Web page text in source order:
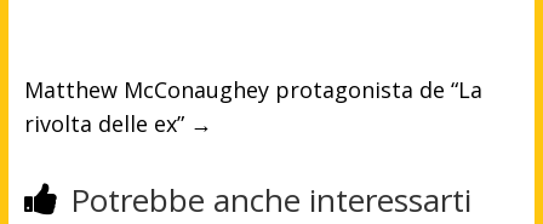
Matthew McConaughey protagonista de “La
rivolta delle ex” →
Potrebbe anche interessarti